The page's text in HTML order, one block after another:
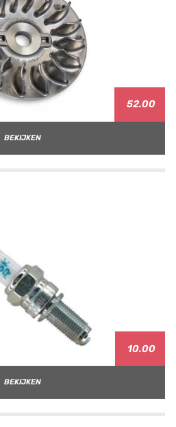
52.00
BEKIJKEN
10.00
BEKIJKEN